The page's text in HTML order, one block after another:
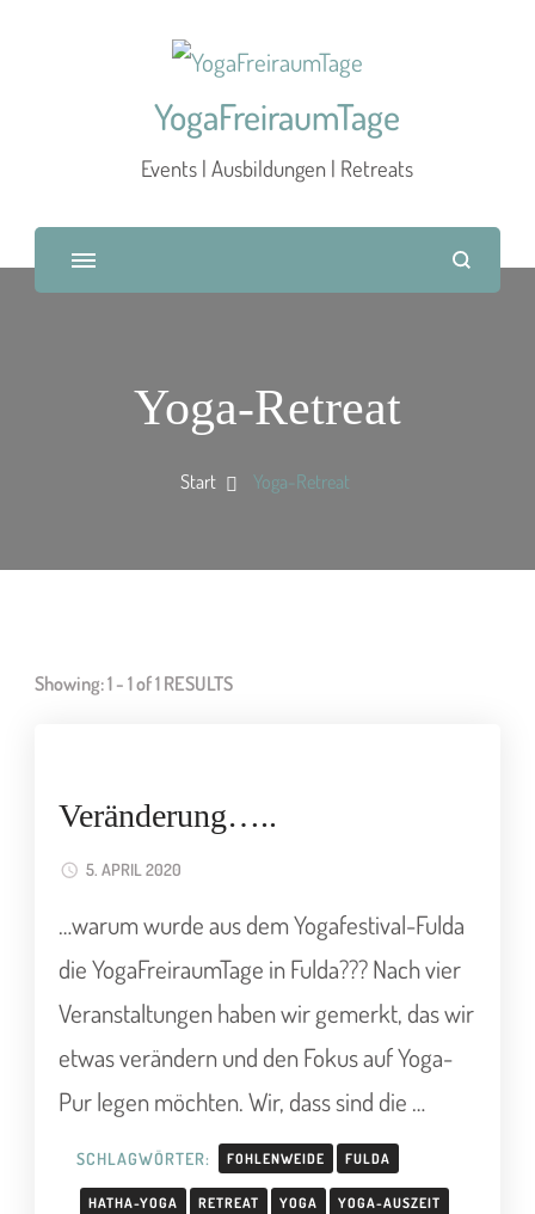
YogaFreiraumTage
Events | Ausbildungen | Retreats
Yoga-Retreat
Start Yoga-Retreat
Showing: 1 - 1 of 1 RESULTS
Veränderung…..
5. APRIL 2020
…warum wurde aus dem Yogafestival-Fulda
die YogaFreiraumTage in Fulda??? Nach vier
Veranstaltungen haben wir gemerkt, das wir
etwas verändern und den Fokus auf Yoga-
Pur legen möchten. Wir, dass sind die …
SCHLAGWÖRTER: FOHLENWEIDE FULDA
HATHA-YOGA RETREAT YOGA YOGA-AUSZEIT